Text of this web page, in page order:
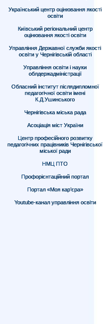
Український центр оцінювання якості
освіти
Київський регіональний центр
оцінювання якості освіти
Управління Державної служби якості
освіти у Чернігівській області
Управління освіти і науки
облдержадміністрації
Обласний інститут післядипломної
педагогічної освіти імені
К.Д.Ушинського
Чернігівська міська рада
Асоціація міст України
Центр професійного розвитку
педагогічних працівників Чернігівської
міської ради
НМЦ ПТО
Профорієнтаційний портал
Портал «Моя кар’єра»
Youtube-канал управління освіти